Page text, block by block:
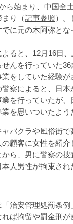
ら始まり、中国全
り（記事参照）。
に元の木阿弥とな
ると、12月16日
んを行っていた36
をしていた経験
察によると、日
を行っていたが、
を思いついたよう
バクラや風俗街で
顧客に女性を紹介
から、男に警察の
人男性が拘束され
治安管理処罰条例
ば拘留や罰金刑